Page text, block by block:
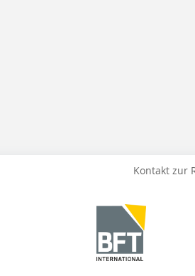
Kontakt zur